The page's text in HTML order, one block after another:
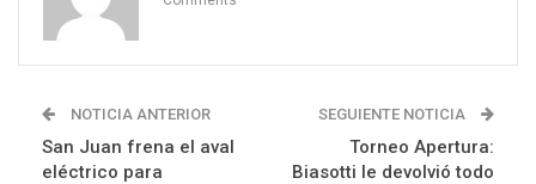
NOTICIA ANTERIOR
San Juan frena el aval
eléctrico para
SEGUIENTE NOTICIA
Torneo Apertura:
Biasotti le devolvió todo